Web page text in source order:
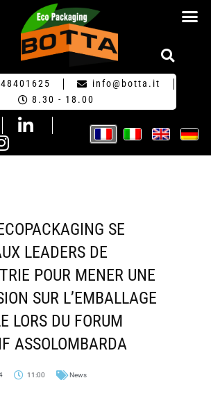
info@botta.it
8.30 - 18.00
SE
LEADERS DE
POUR MENER UNE
SUR L’EMBALLAGE
LORS DU FORUM
ASSOLOMBARDA
11:00 News